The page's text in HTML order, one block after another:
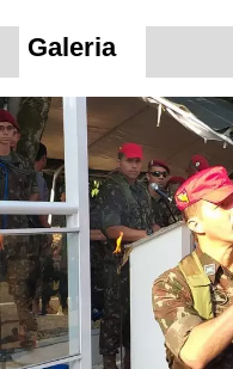
Galeria